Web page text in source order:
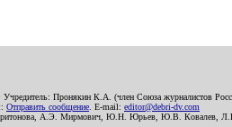
Пронякин К.А. (член Союза журналистов
Отправить сообщение . E-mail: editor@debri-dv.com
Харитонова, А.Э. Мирмович, Ю.Н. Юрьев, Ю.В.